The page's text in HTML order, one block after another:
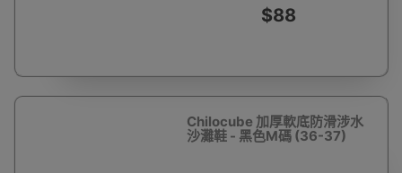
$88
Chilocube 加厚軟底防滑涉水
沙灘鞋 - 黑色M碼 (36-37)